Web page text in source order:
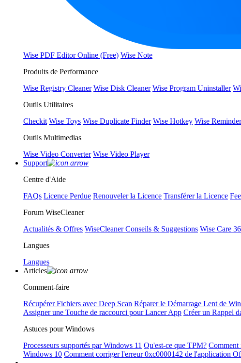
Wise PDF Editor Online (Free) Wise Note
Produits de Performance
Wise Registry Cleaner Wise Disk Cleaner Wise Program Uninstaller
Outils Utilitaires
Checkit Wise Toys Wise Duplicate Finder Wise Hotkey Wise Reminder
Outils Multimedias
Wise Video Converter Wise Video Player
Support
Centre d'Aide
FAQs Licence Perdue Renouveler la Licence Transférer la Licence
Forum WiseCleaner
Actualités & Offres WiseCleaner Conseils & Suggestions Wise Care
Langues
Langues
Articles
Comment-faire
Récupérer Fichiers avec Deep Scan Réparer le Démarrage Lent de
Assigner une Touche de raccourci pour Lancer App Créer un Rappel
Astuces pour Windows
Processeurs supportés par Windows 11 Qu'est-ce que TPM? Comment
Windows 10 Comment corriger l'erreur 0xc0000142 de l'application